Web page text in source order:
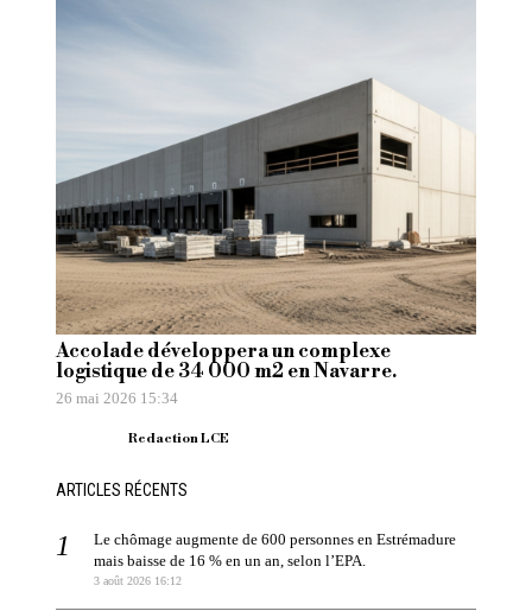
Accolade développera un complexe
logistique de 34 000 m2 en Navarre.
26 mai 2026 15:34
Redaction LCE
ARTICLES RÉCENTS
Le chômage augmente de 600 personnes en Estrémadure
mais baisse de 16 % en un an, selon l’EPA.
3 août 2026 16:12